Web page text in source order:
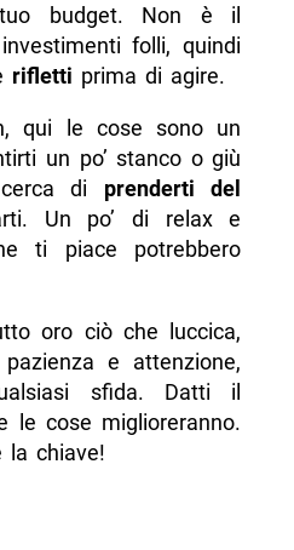
budget. Non è il
folli, quindi
rifletti prima di agire.
qui le cose sono un
un po’ stanco o giù
di prenderti del
Un po’ di relax e
ti piace potrebbero
oro ciò che luccica,
e attenzione,
sfida. Datti il
le cose miglioreranno.
la chiave!